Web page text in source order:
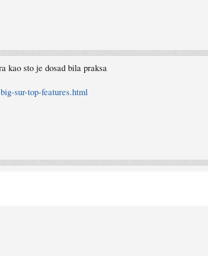
kao sto je dosad bila praksa
sur-top-features.html